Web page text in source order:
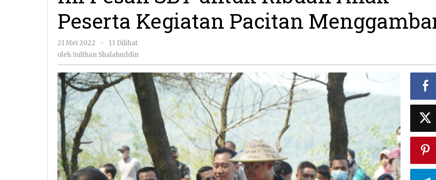
Anak
Peserta
Kegiatan
Peserta Kegiatan Pacitan
21 Mei 2022
oleh
Sulthan
-
13 Dilihat
oleh Sulthan Shalahuddin